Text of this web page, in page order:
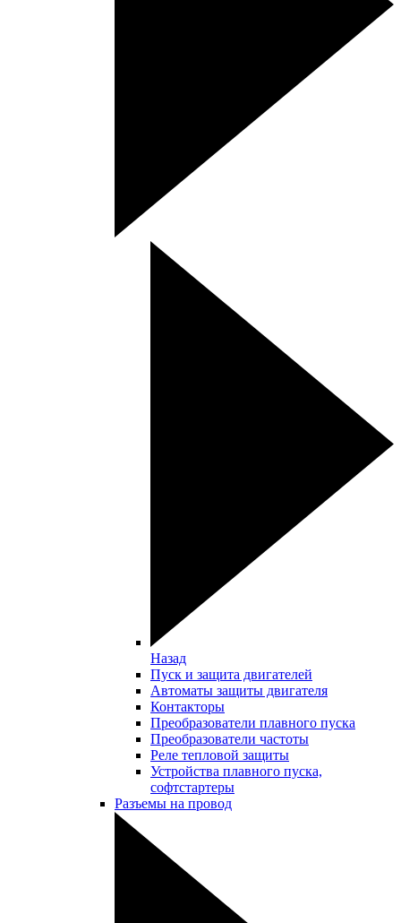
Назад
Пуск и защита двигателей
Автоматы защиты двигателя
Контакторы
Преобразователи плавного пуска
Преобразователи частоты
Реле тепловой защиты
Устройства плавного пуска,
софтстартеры
Разъемы на провод